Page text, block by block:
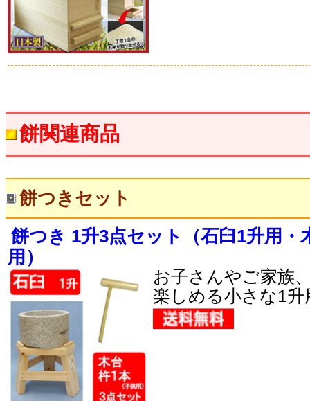
餅関連商品
餅つきセット
餅つき 1升3点セット（石臼1升用・
用）
お子さんやご家族
楽しめる小さな1